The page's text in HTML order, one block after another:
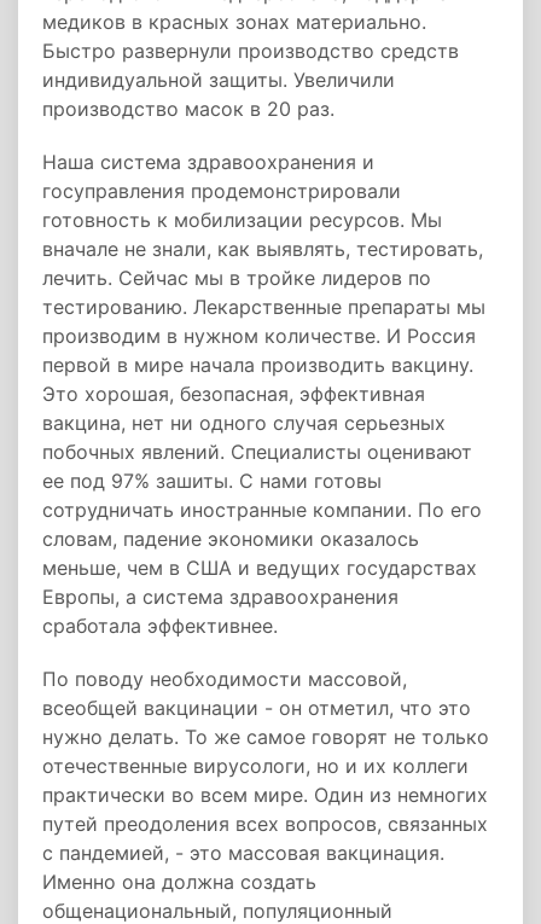
медиков в красных зонах материально.
Быстро развернули производство средств
индивидуальной защиты. Увеличили
производство масок в 20 раз.
Наша система здравоохранения и
госуправления продемонстрировали
готовность к мобилизации ресурсов. Мы
вначале не знали, как выявлять, тестировать,
лечить. Сейчас мы в тройке лидеров по
тестированию. Лекарственные препараты мы
производим в нужном количестве. И Россия
первой в мире начала производить вакцину.
Это хорошая, безопасная, эффективная
вакцина, нет ни одного случая серьезных
побочных явлений. Специалисты оценивают
ее под 97% зашиты. С нами готовы
сотрудничать иностранные компании. По его
словам, падение экономики оказалось
меньше, чем в США и ведущих государствах
Европы, а система здравоохранения
сработала эффективнее.
По поводу необходимости массовой,
всеобщей вакцинации - он отметил, что это
нужно делать. То же самое говорят не только
отечественные вирусологи, но и их коллеги
практически во всем мире. Один из немногих
путей преодоления всех вопросов, связанных
с пандемией, - это массовая вакцинация.
Именно она должна создать
общенациональный, популяционный